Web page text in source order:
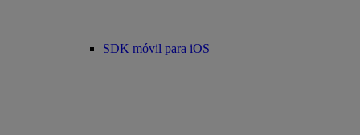
SDK móvil para iOS